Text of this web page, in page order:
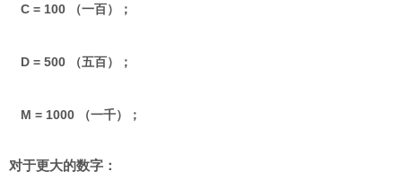
C = 100 （一百）；
D = 500 （五百）；
M = 1000 （一千）；
对于更大的数字：